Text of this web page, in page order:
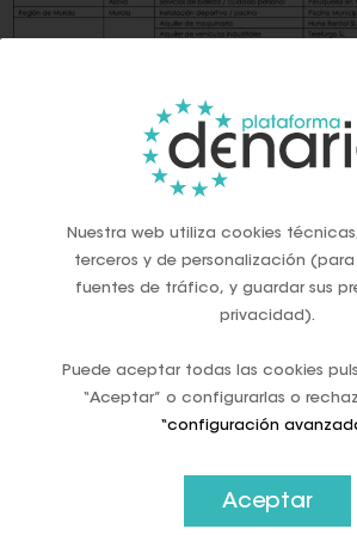
Nuestra web utiliza cookies
terceros y de personalización (para
fuentes de tráfico, y guardar sus
privacidad).
Puede aceptar todas las cookies
“Aceptar” o configurarlas o
“configuración
Aceptar